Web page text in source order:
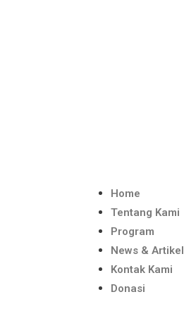
Home
Tentang Kami
Program
News & Artikel
Kontak Kami
Donasi